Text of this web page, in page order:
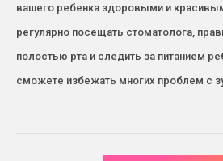
вашего ребенка здоровыми и
регулярно посещать стоматолога,
полостью рта и следить за питанием
сможете избежать многих проблем с